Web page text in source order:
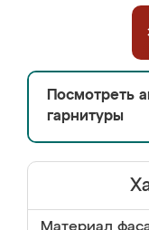
Посмотреть
гарнитуры